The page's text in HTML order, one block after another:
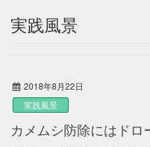
実践風景
2018年8月22日
実践風景
カメムシ防除にはドロ